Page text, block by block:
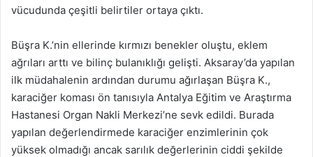
vücudunda çeşitli belirtiler ortaya çıktı.
Büşra K.’nin ellerinde kırmızı benekler oluştu, eklem
ağrıları arttı ve bilinç bulanıklığı gelişti. Aksaray’da yapılan
ilk müdahalenin ardından durumu ağırlaşan Büşra K.,
karaciğer koması ön tanısıyla Antalya Eğitim ve Araştırma
Hastanesi Organ Nakli Merkezi’ne sevk edildi. Burada
yapılan değerlendirmede karaciğer enzimlerinin çok
yüksek olmadığı ancak sarılık değerlerinin ciddi şekilde